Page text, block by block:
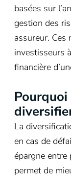
basées sur
gestion des
assureur.
investisseurs
financière
La
en cas de
épargne
permet de